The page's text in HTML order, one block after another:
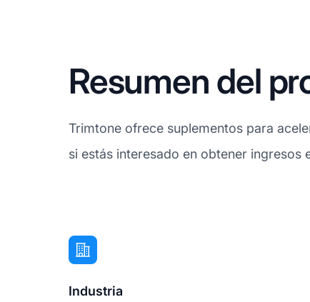
Resumen del
Trimtone ofrece suplementos para
si estás interesado en obtener
Industria